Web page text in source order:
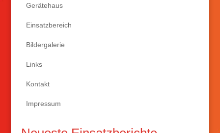
Gerätehaus
Einsatzbereich
Bildergalerie
Links
Kontakt
Impressum